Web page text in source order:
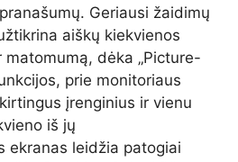
Geriausi žaidimų
aiškų kiekvienos
dėka „Picture-
prie monitoriaus
įrenginius ir vienu
iš jų
ekranas leidžia patogiai